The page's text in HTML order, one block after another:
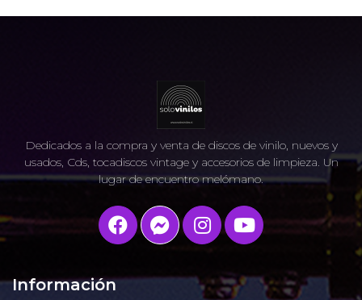
Dedicados a la compra y venta de discos de vinilo, nuevos y
usados, Cds, tocadiscos vintage y accesorios de limpieza. Un
lugar de encuentro melómano.
Información